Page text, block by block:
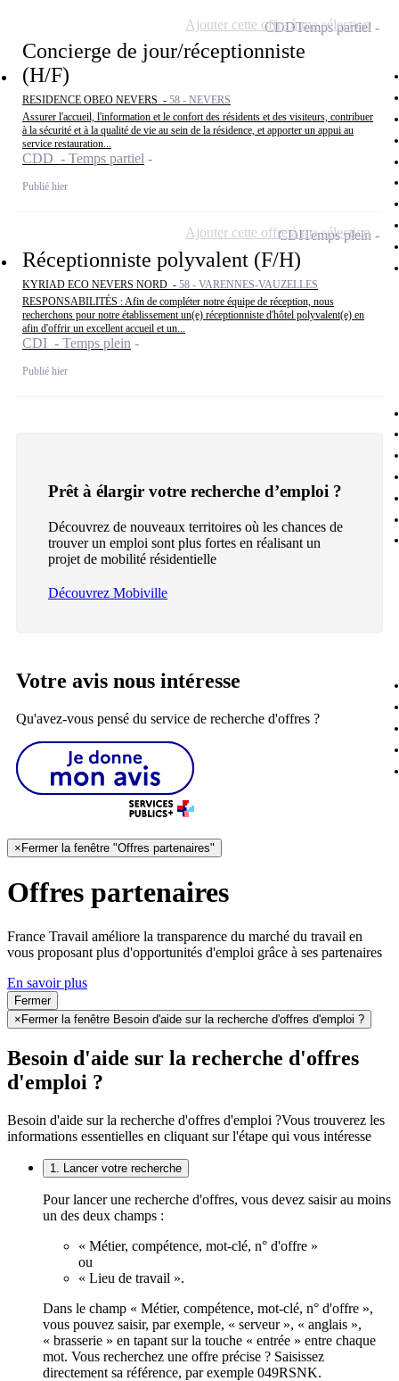
Concierge de jour/réceptionniste
(H/F)
RESIDENCE OBEO NEVERS - 58 - NEVERS
Assurer l'accueil, l'information et le confort des résidents et des visiteurs, contribuer
à la sécurité et à la qualité de vie au sein de la résidence, et apporter un appui au
service restauration...
CDD - Temps partiel
Publié hier
CDDTemps partiel
Ajouter cette offre à ma sélection
Réceptionniste polyvalent (F/H)
KYRIAD ECO NEVERS NORD - 58 - VARENNES-VAUZELLES
RESPONSABILITÉS : Afin de compléter notre équipe de réception, nous
recherchons pour notre établissement un(e) réceptionniste d'hôtel polyvalent(e) en
afin d'offrir un excellent accueil et un...
CDI - Temps plein
Publié hier
CDITemps plein
Ajouter cette offre à ma sélection
Prêt à élargir votre recherche d’emploi ?
Découvrez de nouveaux territoires où les chances de
trouver un emploi sont plus fortes en réalisant un
projet de mobilité résidentielle
Découvrez Mobiville
Votre avis nous intéresse
Qu'avez-vous pensé du service de recherche d'offres ?
× Fermer la fenêtre "Offres partenaires"
Offres partenaires
France Travail améliore la transparence du marché du travail en
vous proposant plus d'opportunités d'emploi grâce à ses partenaires
En savoir plus
Fermer
× Fermer la fenêtre Besoin d'aide sur la recherche d'offres d'emploi ?
Besoin d'aide sur la recherche d'offres
d'emploi ?
Besoin d'aide sur la recherche d'offres d'emploi ?Vous trouverez les
informations essentielles en cliquant sur l'étape qui vous intéresse
1. Lancer votre recherche
Pour lancer une recherche d'offres, vous devez saisir au moins
un des deux champs :
« Métier, compétence, mot-clé, n° d'offre »
ou
« Lieu de travail ».
Dans le champ « Métier, compétence, mot-clé, n° d'offre »,
vous pouvez saisir, par exemple, « serveur », « anglais »,
« brasserie » en tapant sur la touche « entrée » entre chaque
mot. Vous recherchez une offre précise ? Saisissez
directement sa référence, par exemple 049RSNK.